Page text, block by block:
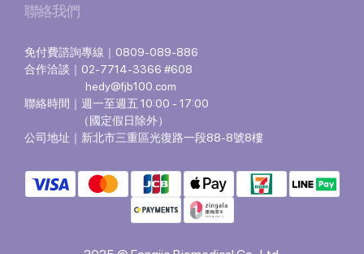
聯絡我們
免付費諮詢專線｜0809-089-886
合作洽談｜02-7714-3366 #608
hedy@fjb100.com
聯絡時間｜週一至週五 10:00 - 17:00
（國定假日除外）
公司地址｜新北市三重區光復路一段88-8號8樓